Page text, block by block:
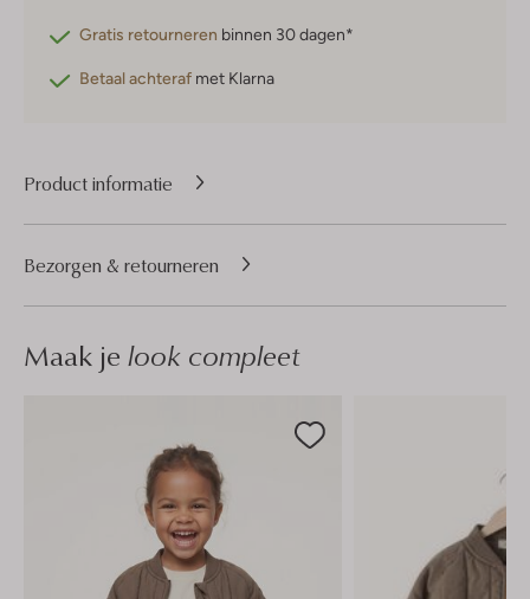
Gratis retourneren binnen 30 dagen*
Betaal achteraf met Klarna
Product informatie
Bezorgen & retourneren
Maak je look compleet